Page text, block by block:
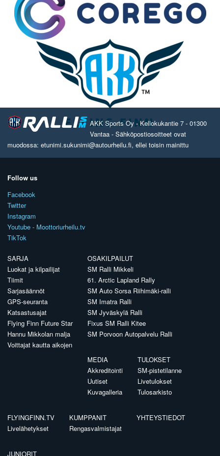
AKK Sports Oy - Kellokukantie 7 - 01300
Vantaa - Sähköpostiosoitteet ovat
muodossa: etunimi.sukunimi@autourheilu.fi, ellei toisin mainittu
Follow us
Facebook
Twitter
Instagram
Youtube - Moottoriurheilu.tv
TikTok
SARJA
Luokat ja kilpailijat
Tiimit
Sarjasäännöt
GPS-seuranta
Katsastusajat
Flying Finn Future Star
Hannu Mikkolan malja
Voittajat kautta aikojen
OSAKILPAILUT
SM Ralli Mikkeli
61. Arctic Lapland Rally
SM Auto Sorsa Riihimäki-ralli
SM Imatra Ralli
SM Jyväskylä Ralli
Fixus SM Ralli Kitee
SM Porvoon Autopalvelu Ralli
MEDIA
Akkreditointi
Uutiset
Kuvagalleria
TULOKSET
SM-pistetilanne
Livetulokset
Tulosarkisto
FLYINGFINN.TV
Livelähetykset
KUMPPANIT
Rengasvalmistajat
YHTEYSTIEDOT
JUNIORIT